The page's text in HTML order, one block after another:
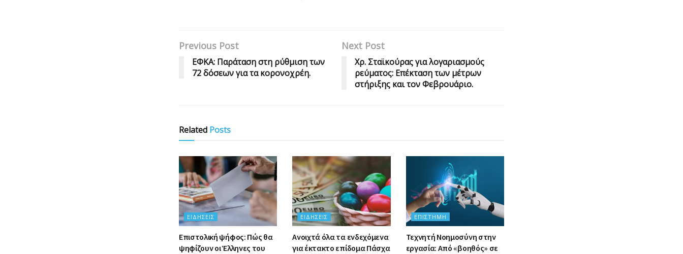
Previous Post
ΕΦΚΑ: Παράταση στη ρύθμιση των
72 δόσεων για τα κορονοχρέη.
Next Post
Χρ. Σταϊκούρας για λογαριασμούς
ρεύματος: Επέκταση των μέτρων
στήριξης και τον Φεβρουάριο.
Related Posts
ΕΙΔΉΣΕΙΣ
Επιστολική ψήφος: Πώς θα
ψηφίζουν οι Έλληνες του
ΕΙΔΉΣΕΙΣ
Ανοιχτά όλα τα ενδεχόμενα
για έκτακτο επίδομα Πάσχα
ΕΠΙΣΤΉΜΗ
Τεχνητή Νοημοσύνη στην
εργασία: Από «βοηθός» σε